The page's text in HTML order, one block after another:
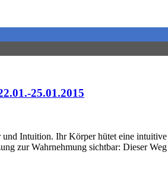
25.01.2015
Intuition. Ihr Körper hütet eine
zur Wahrnehmung sichtbar: Dieser